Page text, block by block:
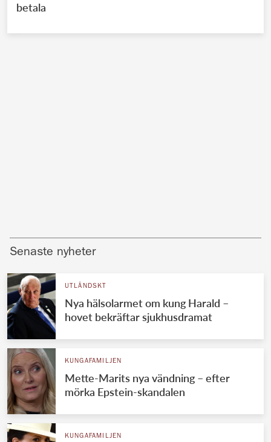
betala
Senaste nyheter
UTLÄNDSKT
Nya hälsolarmet om kung Harald –
hovet bekräftar sjukhusdramat
KUNGAFAMILJEN
Mette-Marits nya vändning – efter
mörka Epstein-skandalen
KUNGAFAMILJEN